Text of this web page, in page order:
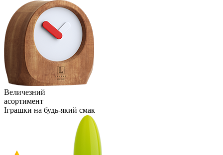
Величезний
асортимент
Іграшки на будь-який смак